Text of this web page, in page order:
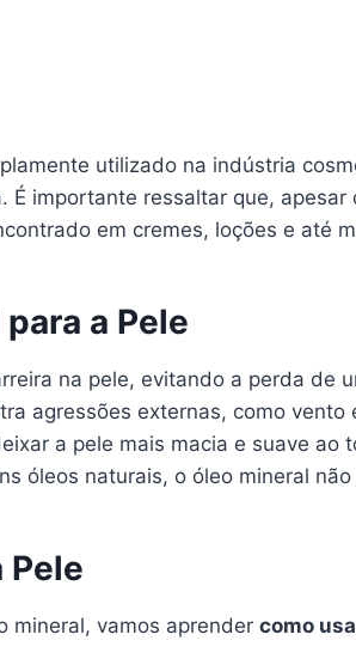
utilizado na indústria
importante ressaltar que,
em cremes, loções e até
a Pele
na pele, evitando a perda de
agressões externas, como vento
a pele mais macia e suave ao
óleos naturais, o óleo mineral
Pele
mineral, vamos aprender como